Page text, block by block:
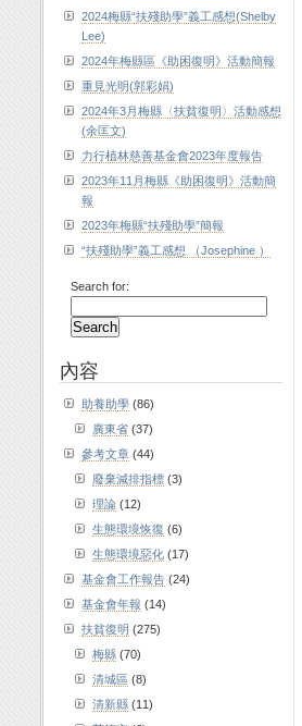
2024梅縣“扶殘助學”義工感想(Shelby
Lee)
2024年梅縣區《助困復明》活動簡報
重見光明(郭彩娟)
2024年3月梅縣〈扶貧復明〉活動感想
(余匡文)
力行植林慈善基金會2023年度報告
2023年11月梅縣《助困復明》活動簡
報
2023年梅縣“扶殘助學”簡報
“扶殘助學”義工感想 （Josephine ）
Search for:
內容
助養助學 (86)
廣東省 (37)
參考文章 (44)
廢棄減排指標 (3)
理論 (12)
生態環境恢復 (6)
生態環境惡化 (17)
基金會工作報告 (24)
基金會年報 (14)
扶貧復明 (275)
梅縣 (70)
清城區 (8)
清新縣 (11)